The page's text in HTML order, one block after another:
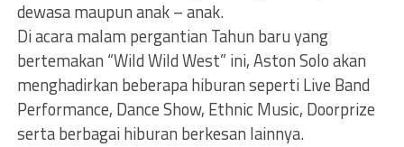
dewasa maupun anak – anak.
Di acara malam pergantian Tahun baru yang
bertemakan “Wild Wild West” ini, Aston Solo akan
menghadirkan beberapa hiburan seperti Live Band
Performance, Dance Show, Ethnic Music, Doorprize
serta berbagai hiburan berkesan lainnya.